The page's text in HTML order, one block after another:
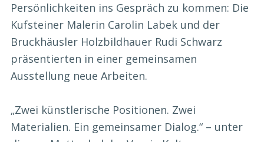
Persönlichkeiten ins Gespräch zu kommen: Die
Kufsteiner Malerin Carolin Labek und der
Bruckhäusler Holzbildhauer Rudi Schwarz
präsentierten in einer gemeinsamen
Ausstellung neue Arbeiten.
„Zwei künstlerische Positionen. Zwei
Materialien. Ein gemeinsamer Dialog.“ – unter